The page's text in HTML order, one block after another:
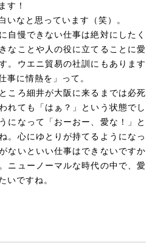
す！
いなと思っています（笑）。
自慢できない仕事は絶対にしたく
なことや人の役に立てることに愛
。ウエニ貿易の社訓にもあります
事に情熱を」って。
ころ細井が大阪に来るまでは必死
れても「はぁ？」という状態でし
になって「おーおー、愛な！」と
。心にゆとりが持てるようになっ
ないといい仕事はできないですか
ニューノーマルな時代の中で、愛
いですね。